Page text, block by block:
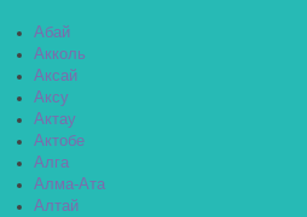
Абай
Акколь
Аксай
Аксу
Актау
Актобе
Алга
Алма-Ата
Алтай